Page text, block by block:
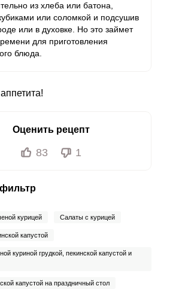
из хлеба или батона,
или соломкой и подсушив
или в духовке. Но это займет
для приготовления
блюда.
Оценить рецепт
83 1
курицей Салаты с курицей
капустой
куриной грудкой, пекинской капустой и
капустой на праздничный стол